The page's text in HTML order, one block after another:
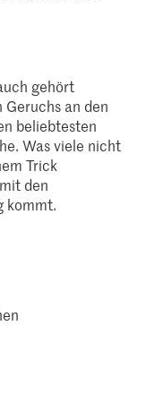
gehört
an den
beliebtesten
Was viele nicht
Trick
den
kommt.